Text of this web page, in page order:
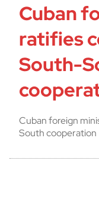
Cuban
ratifies
South-
Cuban foreign
South cooperation